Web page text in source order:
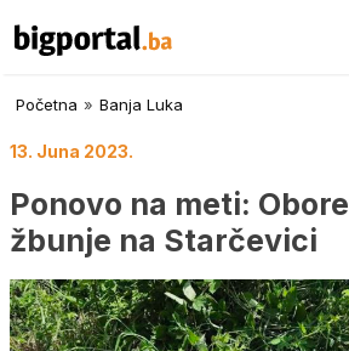
Početna » Banja Luka
13. Juna 2023.
Ponovo na meti:
žbunje na Starčevici